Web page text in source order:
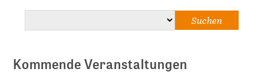
Kommende Veranstaltungen